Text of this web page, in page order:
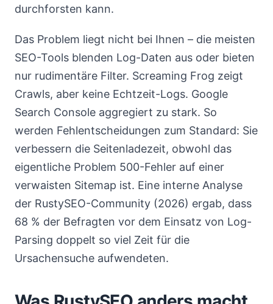
durchforsten kann.
Das Problem liegt nicht bei Ihnen – die meisten
SEO-Tools blenden Log-Daten aus oder bieten
nur rudimentäre Filter. Screaming Frog zeigt
Crawls, aber keine Echtzeit-Logs. Google
Search Console aggregiert zu stark. So
werden Fehlentscheidungen zum Standard: Sie
verbessern die Seitenladezeit, obwohl das
eigentliche Problem 500-Fehler auf einer
verwaisten Sitemap ist. Eine interne Analyse
der RustySEO-Community (2026) ergab, dass
68 % der Befragten vor dem Einsatz von Log-
Parsing doppelt so viel Zeit für die
Ursachensuche aufwendeten.